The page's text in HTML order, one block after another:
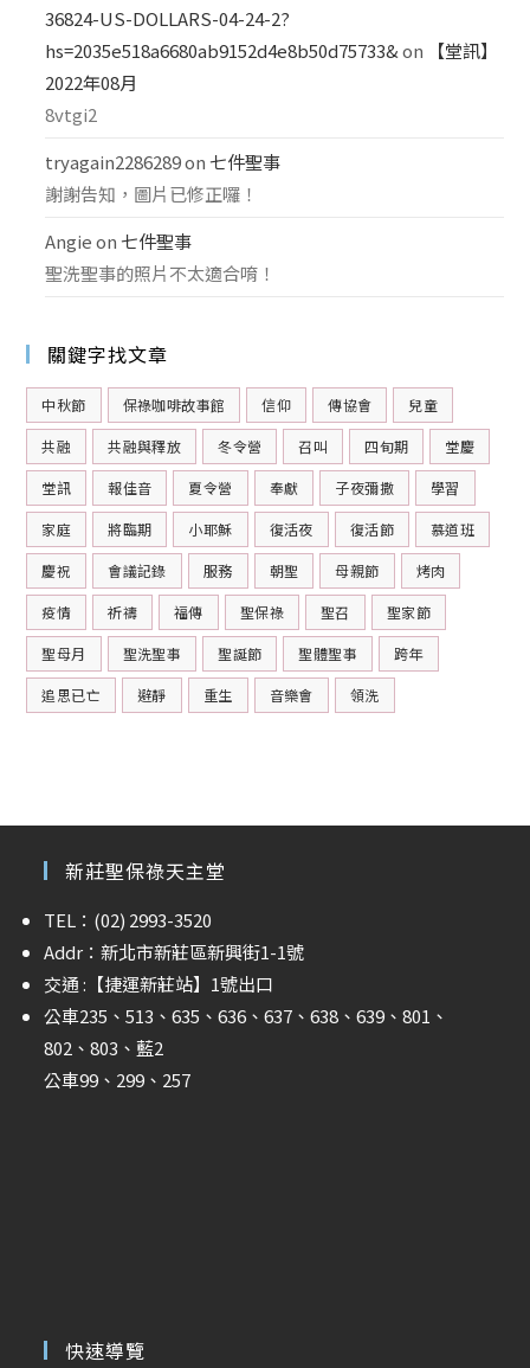
36824-US-DOLLARS-04-24-2?
hs=2035e518a6680ab9152d4e8b50d75733& on
【堂訊】
2022年08月
8vtgi2
tryagain2286289on 七件聖事
謝謝告知，圖片已修正囉！
Angie on 七件聖事
聖洗聖事的照片不太適合唷！
關鍵字找文章
中秋節 保祿咖啡故事館 信仰 傳協會 兒童
共融 共融與釋放 冬令營 召叫 四旬期 堂慶
堂訊 報佳音 夏令營 奉獻 子夜彌撒 學習
家庭 將臨期 小耶穌 復活夜 復活節 慕道班
慶祝 會議記錄 服務 朝聖 母親節 烤肉
疫情 祈禱 福傳 聖保祿 聖召 聖家節
聖母月 聖洗聖事 聖誕節 聖體聖事 跨年
追思已亡 避靜 重生 音樂會 領洗
新莊聖保祿天主堂
TEL：(02) 2993-3520
Addr：新北市新莊區新興街1-1號
交通 : 【捷運新莊站】 1號出口
公車235、513、635、636、637、638、639、801、
802、803、藍2
公車99、299、257
快速導覽